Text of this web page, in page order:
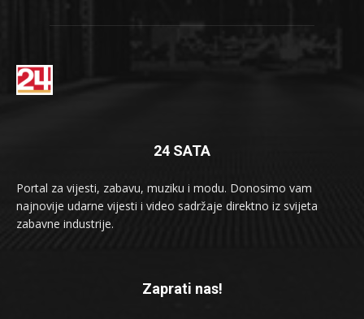
24 SATA
Portal za vijesti, zabavu, muziku i modu. Donosimo vam
najnovije udarne vijesti i video sadržaje direktno iz svijeta
zabavne industrije.
Zaprati nas!